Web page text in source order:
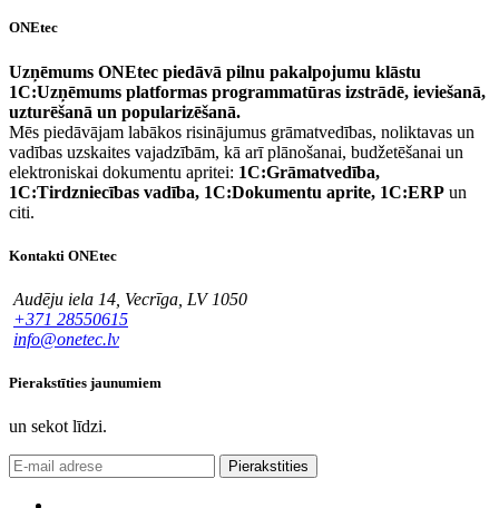
ONEtec
Uzņēmums ONEtec piedāvā pilnu pakalpojumu klāstu
1C:Uzņēmums platformas programmatūras izstrādē, ieviešanā,
uzturēšanā un popularizēšanā.
Mēs piedāvājam labākos risinājumus grāmatvedības, noliktavas un
vadības uzskaites vajadzībām, kā arī plānošanai, budžetēšanai un
elektroniskai dokumentu apritei: 1C:Grāmatvedība,
1C:Tirdzniecības vadība, 1C:Dokumentu aprite, 1C:ERP un
citi.
Kontakti ONEtec
Audēju iela 14, Vecrīga, LV 1050
+371 28550615
info@onetec.lv
Pierakstīties jaunumiem
un sekot līdzi.
Pierakstities